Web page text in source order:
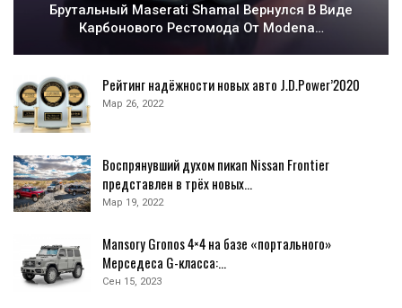
Брутальный Maserati Shamal Вернулся В Виде
Карбонового Рестомода От Modena…
Рейтинг надёжности новых авто J.D.Power’2020
Мар 26, 2022
Воспрянувший духом пикап Nissan Frontier
представлен в трёх новых…
Мар 19, 2022
Mansory Gronos 4×4 на базе «портального»
Мерседеса G-класса:…
Сен 15, 2023